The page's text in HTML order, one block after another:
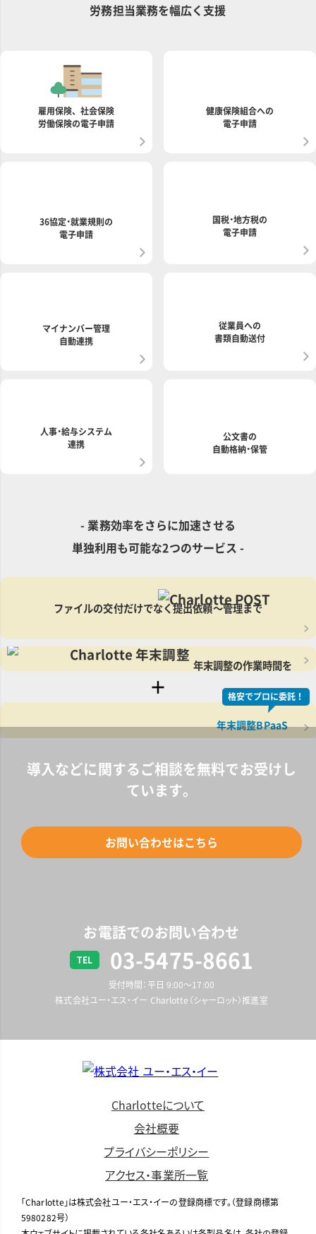
労務担当業務を幅広く支援
雇用保険、社会保険
労働保険の電子申請
健康保険組合への
電子申請
36協定・就業規則の
電子申請
国税・地方税の
電子申請
マイナンバー管理
自動連携
従業員への
書類自動送付
人事・給与システム
連携
公文書の
自動格納・保管
- 業務効率をさらに加速させる
単独利用も可能な2つのサービス -
ファイルの交付だけでなく提出依頼～管理まで
年末調整の作業時間を
＋ 格安でプロに委託！
年末調整BPaaS
導入などに関するご相談を無料でお受けし
ています。
お問い合わせはこちら
お電話でのお問い合わせ
TEL 03-5475-8661
受付時間：平日 9:00〜17:00
株式会社ユー・エス・イー Charlotte（シャーロット）推進室
Charlotteについて
会社概要
プライバシーポリシー
アクセス・事業所一覧
「Charlotte」は株式会社ユー・エス・イーの登録商標です。（登録商標第
5980282号）